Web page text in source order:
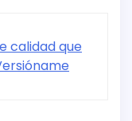
calidad que